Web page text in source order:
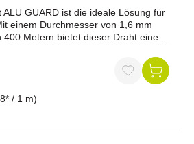
GUARD ist die ideale Lösung für
einem Durchmesser von 1,6 mm
400 Metern bietet dieser Draht eine
Dank des geringen Gewichts,
als Eisendraht, und der erhöhten
von Magnesium, lässt sich
und ist besonders
/ 1 m)